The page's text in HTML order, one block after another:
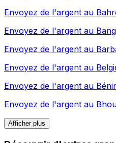
Envoyez de l'argent au
Envoyez de l'argent au
Envoyez de l'argent au
Envoyez de l'argent au
Envoyez de l'argent au
Envoyez de l'argent au
Afficher plus